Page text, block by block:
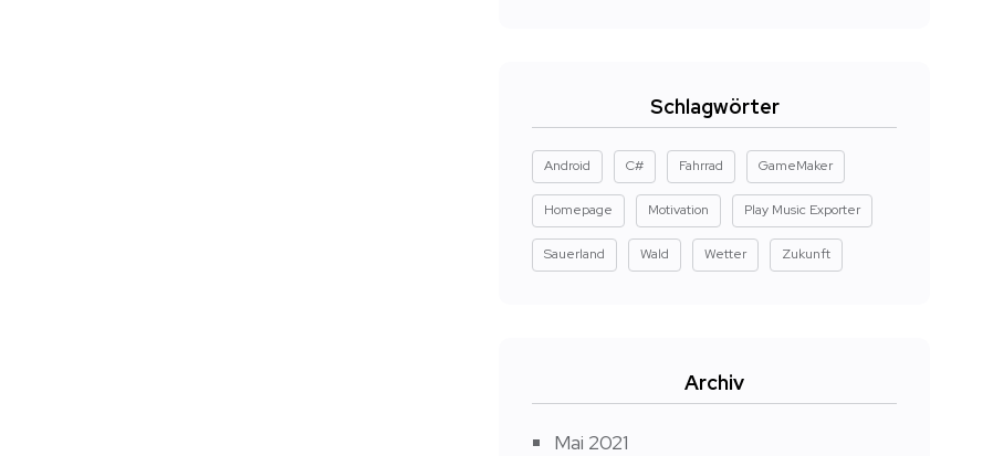
Schlagwörter
Android C# Fahrrad GameMaker
Homepage Motivation Play Music Exporter
Sauerland Wald Wetter Zukunft
Archiv
Mai 2021